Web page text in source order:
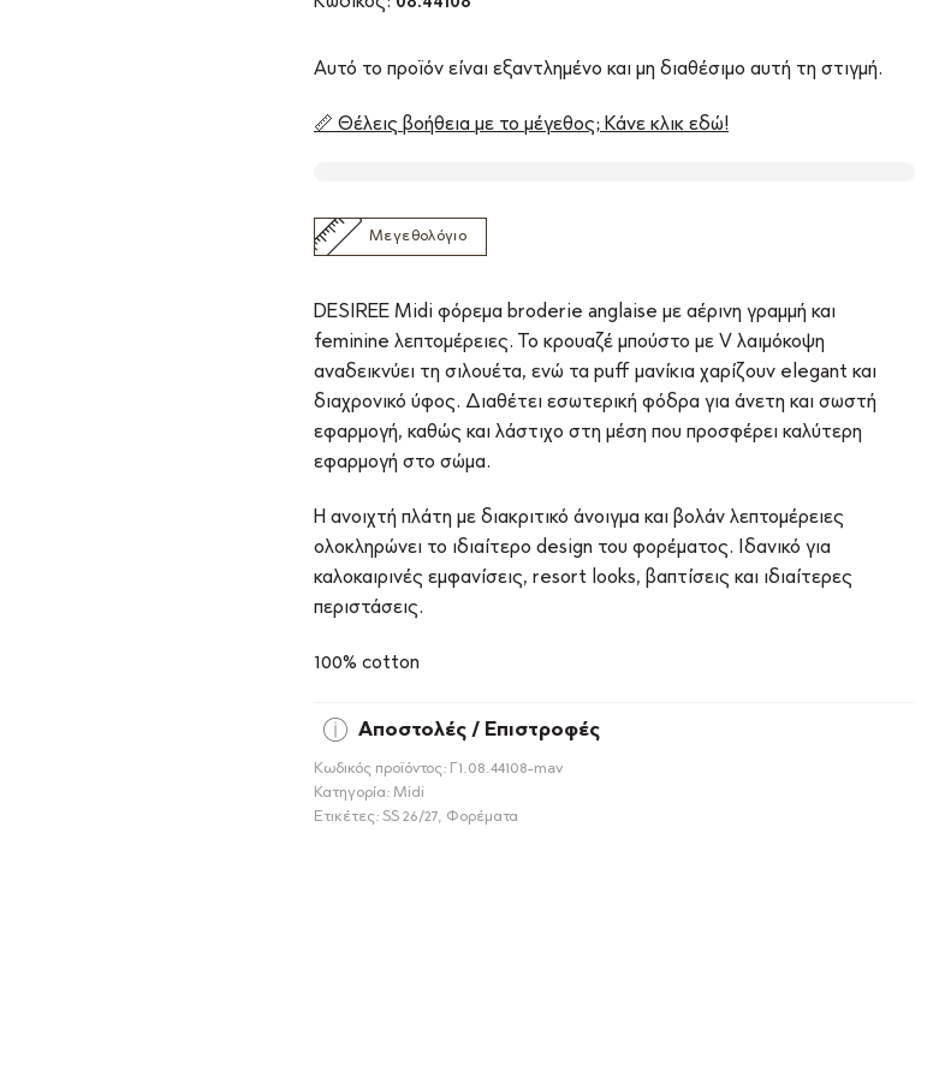
Αυτό το προϊόν είναι εξαντλημένο και μη διαθέσιμο αυτή τη στιγμή.
📏 Θέλεις βοήθεια με το μέγεθος; Κάνε κλικ εδώ!
Μεγεθολόγιο
DESIREE Midi φόρεμα broderie anglaise με αέρινη γραμμή και
feminine λεπτομέρειες. Το κρουαζέ μπούστο με V λαιμόκοψη
αναδεικνύει τη σιλουέτα, ενώ τα puff μανίκια χαρίζουν elegant και
διαχρονικό ύφος. Διαθέτει εσωτερική φόδρα για άνετη και σωστή
εφαρμογή, καθώς και λάστιχο στη μέση που προσφέρει καλύτερη
εφαρμογή στο σώμα.
Η ανοιχτή πλάτη με διακριτικό άνοιγμα και βολάν λεπτομέρειες
ολοκληρώνει το ιδιαίτερο design του φορέματος. Ιδανικό για
καλοκαιρινές εμφανίσεις, resort looks, βαπτίσεις και ιδιαίτερες
περιστάσεις.
100% cotton
Αποστολές / Επιστροφές
Κωδικός προϊόντος: Γ1.08.44108-mav
Κατηγορία: Midi
Ετικέτες: SS 26/27 Φορέματα